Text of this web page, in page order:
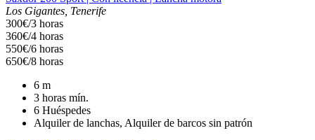
Los Gigantes, Tenerife
300€/3 horas
360€/4 horas
550€/6 horas
650€/8 horas
6 m
3 horas mín.
6 Huéspedes
Alquiler de lanchas, Alquiler de barcos sin patrón